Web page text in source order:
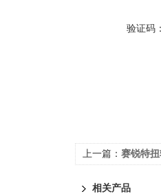
验证码
上一篇： 赛锐特
相关产品